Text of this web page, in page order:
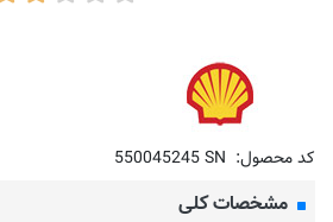
کد محصول: 550045245 SN
مشخصات کلی